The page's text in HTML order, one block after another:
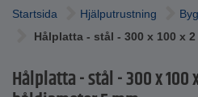
Startsida Hjälputrustning
Hålplatta - stål - 300 x 100 x
Hålplatta - stål - 300 x 100